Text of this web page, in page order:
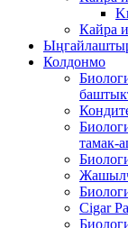
Кайра
Колдонмо
тамак-
Cigar